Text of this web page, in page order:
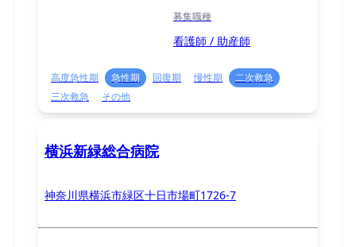
募集職種
看護師 / 助産師
高度急性期 急性期 回復期 慢性期
二次救急
三次救急
その他
横浜新緑総合病院
神奈川県横浜市緑区十日市場町1726-7